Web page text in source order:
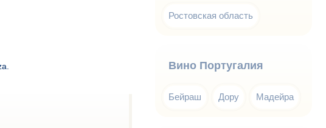
Ростовская область
Вино Португалия
Бейраш Дору Мадейра